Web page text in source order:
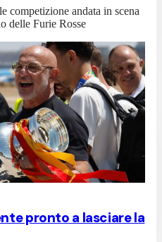
competizione andata in scena
delle Furie Rosse
pronto a lasciare la